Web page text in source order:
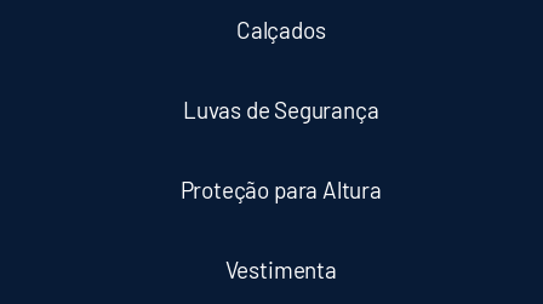
Calçados
Luvas de Segurança
Proteção para Altura
Vestimenta